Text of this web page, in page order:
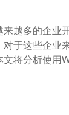
越多的企业
于这些企业
文将分析使用